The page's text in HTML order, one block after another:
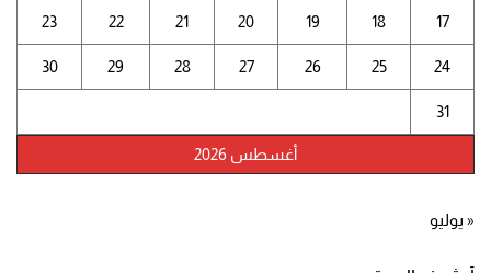
أغسطس 2026
17
18
19
20
21
22
23
24
25
26
27
28
29
30
31
« يوليو